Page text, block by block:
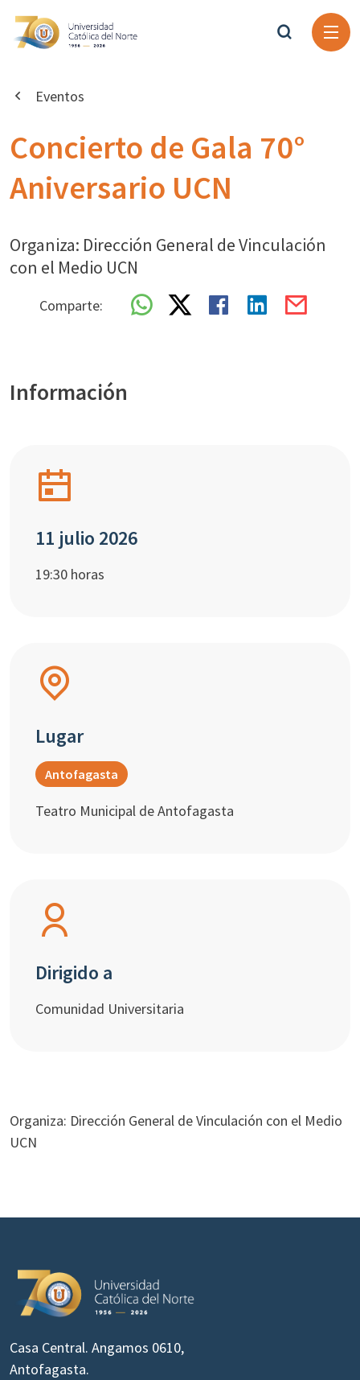
Eventos
Concierto de Gala 70°
Aniversario UCN
Organiza: Dirección General de Vinculación
con el Medio UCN
Comparte:
Información
11 julio 2026
19:30 horas
Lugar
Antofagasta
Teatro Municipal de Antofagasta
Dirigido a
Comunidad Universitaria
Organiza: Dirección General de Vinculación con el Medio
UCN
Casa Central. Angamos 0610,
Antofagasta.